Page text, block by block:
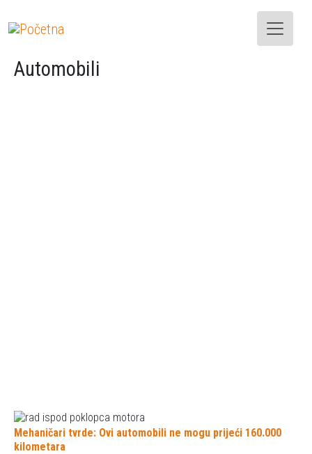
Automobili
Mehaničari tvrde: Ovi automobili ne mogu prijeći 160.000
kilometara